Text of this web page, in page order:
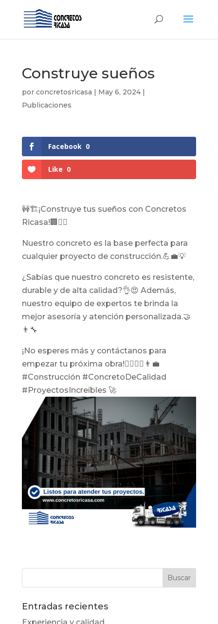
Construye sueños
por concretosricasa | May 6, 2024|
Publicaciones
Facebook 0
Like 0
🚧🏗️¡Construye tus sueños con Concretos
Ricasa!🏢👷‍♀️
Nuestro concreto es la base perfecta para
cualquier proyecto de construcción.💪💼💡
¿Sabías que nuestro concreto es resistente,
durable y de alta calidad?👌😍 Además,
nuestro equipo de expertos te brinda la
mejor asesoría y atención personalizada.🤝
👨‍🔧
¡No esperes más y contáctanos para
empezar tu próxima obra!👷‍♂️👷‍♀️👨‍💼
#Construcción #ConcretoDeCalidad
#ProyectosIncreíbles 🚀
Entradas recientes